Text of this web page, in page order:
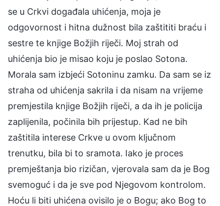
se u Crkvi događala uhićenja, moja je
odgovornost i hitna dužnost bila zaštititi braću i
sestre te knjige Božjih riječi. Moj strah od
uhićenja bio je misao koju je poslao Sotona.
Morala sam izbjeći Sotoninu zamku. Da sam se iz
straha od uhićenja sakrila i da nisam na vrijeme
premjestila knjige Božjih riječi, a da ih je policija
zaplijenila, počinila bih prijestup. Kad ne bih
zaštitila interese Crkve u ovom ključnom
trenutku, bila bi to sramota. Iako je proces
premještanja bio rizičan, vjerovala sam da je Bog
svemoguć i da je sve pod Njegovom kontrolom.
Hoću li biti uhićena ovisilo je o Bogu; ako Bog to